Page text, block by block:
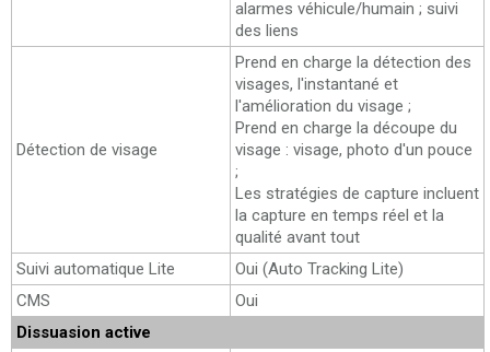
alarmes véhicule/humain ; suivi
des liens
Détection de visage
Prend en charge la détection des
visages, l'instantané et
l'amélioration du visage ;
Prend en charge la découpe du
visage : visage, photo d'un pouce
;
Les stratégies de capture incluent
la capture en temps réel et la
qualité avant tout
Suivi automatique Lite
Oui (Auto Tracking Lite)
CMS
Oui
Dissuasion active